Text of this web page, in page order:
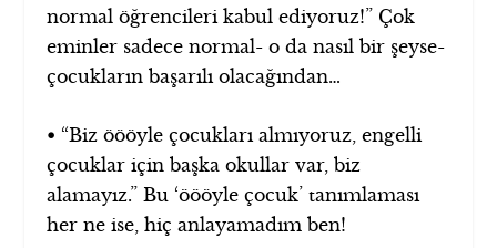
normal öğrencileri kabul ediyoruz!” Çok
eminler sadece normal- o da nasıl bir şeyse-
çocukların başarılı olacağından…
• “Biz öööyle çocukları almıyoruz, engelli
çocuklar için başka okullar var, biz
alamayız.” Bu ‘öööyle çocuk’ tanımlaması
her ne ise, hiç anlayamadım ben!